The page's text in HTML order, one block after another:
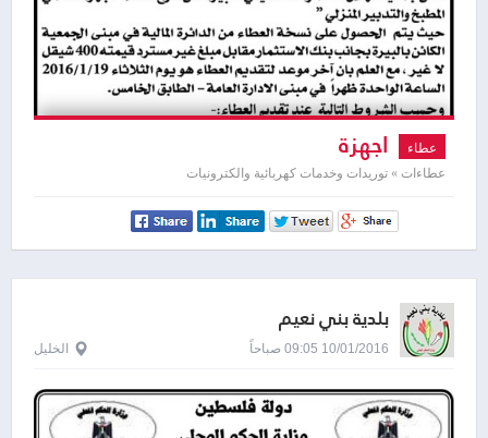
عطاء اجهزة
عطاءات » توريدات وخدمات كهربائية والكترونيات
بلدية بني نعيم
10/01/2016 09:05 صباحاً الخليل